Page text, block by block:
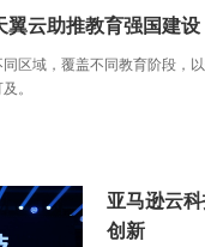
翼云助推教育强国建设
区域，覆盖不同教育阶段，
。
亚马逊云
创新